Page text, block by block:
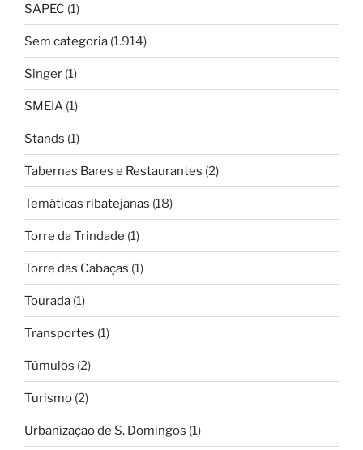
SAPEC (1)
Sem categoria (1.914)
Singer (1)
SMEIA (1)
Stands (1)
Tabernas Bares e Restaurantes (2)
Temáticas ribatejanas (18)
Torre da Trindade (1)
Torre das Cabaças (1)
Tourada (1)
Transportes (1)
Túmulos (2)
Turismo (2)
Urbanização de S. Domingos (1)